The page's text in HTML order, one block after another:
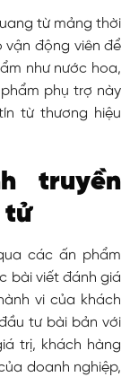
từ mảng thời
vận động viên để
như nước hoa,
phụ trợ này
từ thương hiệu
truyền
tử
các ấn phẩm
bài viết đánh giá
vi của khách
tư bài bản với
trị, khách hàng
doanh nghiệp,